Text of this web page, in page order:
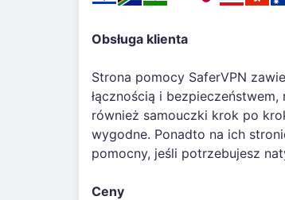
Obsługa klienta
Strona pomocy SaferVPN
łącznością i
również samouczki krok po
wygodne. Ponadto na ich
pomocny, jeśli potrzebujesz
Ceny